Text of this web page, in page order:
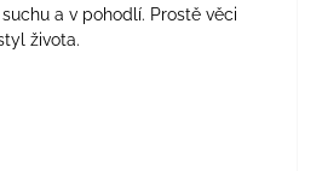
a v pohodlí. Prostě věci
života.